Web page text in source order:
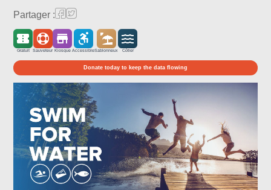
Partager :
Gratuit Sauveteur Kiosque AccessibleSablonneux Côtier
Donate today to keep the data flowing